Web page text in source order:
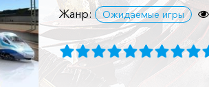
Жанр: Ожидаемые игры